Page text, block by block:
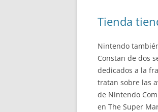
Tienda
Nintendo
Constan de dos
dedicados a la
tratan sobre las
de Nintendo
en The Super